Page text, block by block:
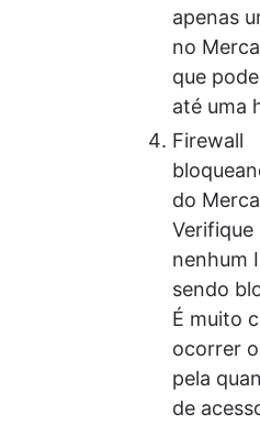
apenas
no
que
até uma
Firewall
do
Verifique
nenhum
sendo
É muito
ocorrer
pela
de